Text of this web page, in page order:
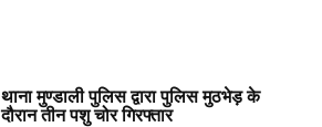
थाना मुण्डाली पुलिस द्वारा पुलिस मुठभेड़ के
दौरान तीन पशु चोर गिरफ्तार